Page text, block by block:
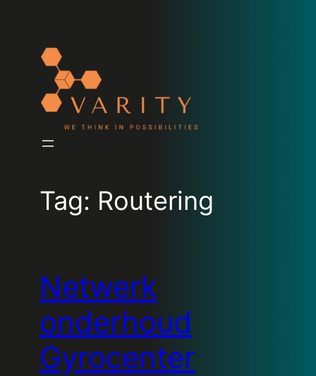
Tag: Routering
Netwerk
onderhoud
Gyrocenter